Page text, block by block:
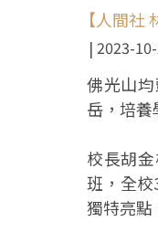
【人間社
2023-
佛光山
岳，培
校長胡
班，全
獨特亮點